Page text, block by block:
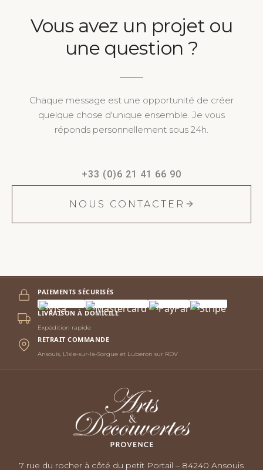
Vous avez un projet ou
une question ?
Chaque message est une opportunité de créer
quelque chose d'unique ensemble. Je vous
réponds personnellement sous 24h.
+33 (0)6 21 41 66 90
NOUS CONTACTER
PAIEMENTS SÉCURISÉS
LIVRAISON À DOMICILE
Expédition rapide
RETRAIT COMMANDE
Ansouis, L'Isle-sur-la-Sorgue et Luberon sur RDV
7 rue du rocher à côté du petit Portail – 84240 Ansouis